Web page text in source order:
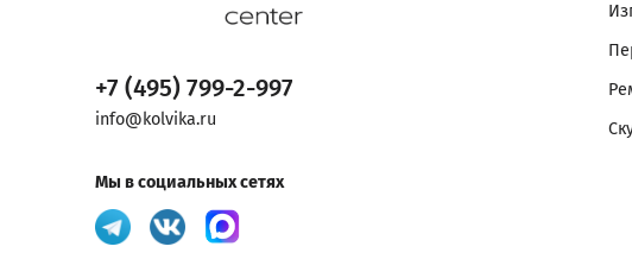
+7 (495) 799-2-997
info@kolvika.ru
Мы в социальных сетях